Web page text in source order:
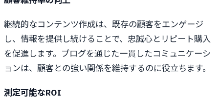
継続的なコンテンツ作成は、既存の顧客をエンゲージ
し、情報を提供し続けることで、忠誠心とリピート購入
を促進します。ブログを通じた一貫したコミュニケーシ
ョンは、顧客との強い関係を維持するのに役立ちます。
測定可能なROI